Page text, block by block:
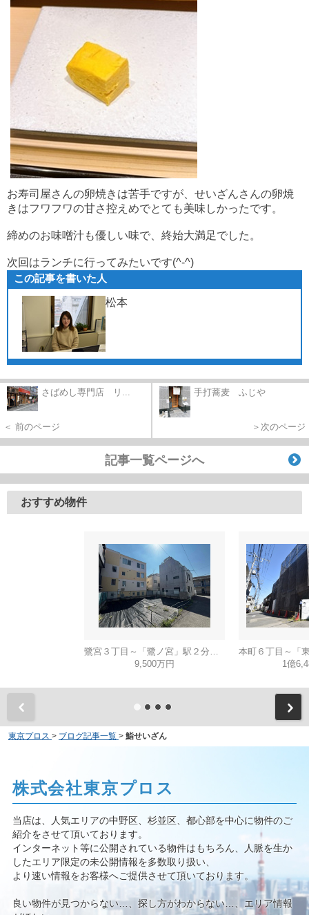
お寿司屋さんの卵焼きは苦手ですが、せいざんさんの卵焼
きはフワフワの甘さ控えめでとても美味しかったです。
締めのお味噌汁も優しい味で、終始大満足でした。
次回はランチに行ってみたいです(^-^)
この記事を書いた人
松本
さばめし専門店 リ...
＜ 前のページ
手打蕎麦 ふじや
＞次のページ
記事一覧ページへ
おすすめ物件
鷺宮３丁目～「鷺ノ宮」駅２分・建築条件無し売地～
9,500万円
1億
東京プロス > ブログ記事一覧 > 鮨せいざん
株式会社東京プロス
当店は、人気エリアの中野区、杉並区、都心部を中心に物件のご
紹介をさせて頂いております。
インターネット等に公開されている物件はもちろん、人脈を生か
したエリア限定の未公開情報を多数取り扱い、
より速い情報をお客様へご提供させて頂いております。
良い物件が見つからない…、探し方がわからない…、エリア情報